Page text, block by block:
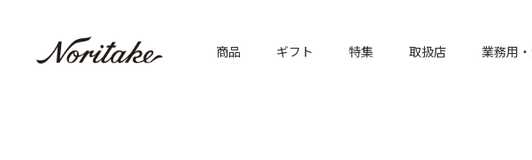
商品 ギフト 特集 取扱店 業務用